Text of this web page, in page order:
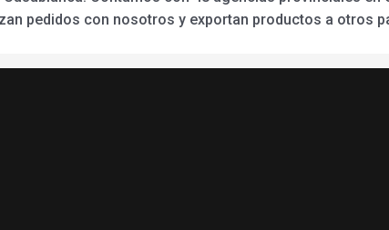
pedidos con nosotros y exportan productos a otros